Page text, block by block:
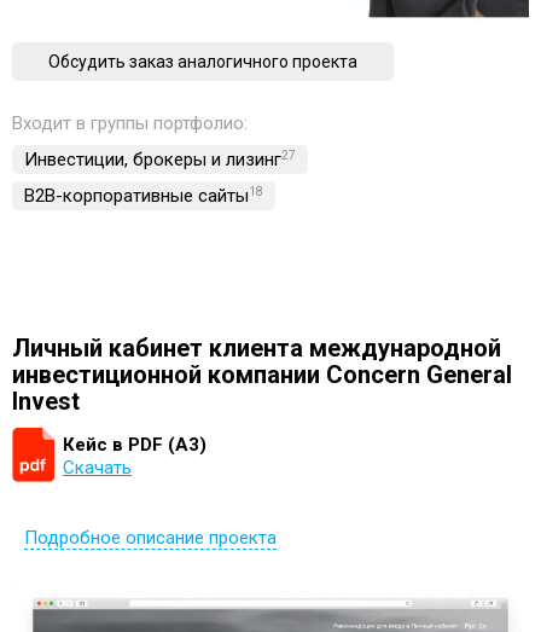
Обсудить заказ аналогичного проекта
Входит в группы портфолио:
Инвестиции, брокеры и лизинг27
B2B-корпоративные сайты18
Личный кабинет клиента международной
инвестиционной компании Concern General
Invest
Кейс в PDF (А3)
Скачать
Подробное описание проекта